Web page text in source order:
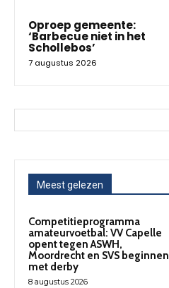
Oproep gemeente:
‘Barbecue niet in het
Schollebos’
7 augustus 2026
Meest gelezen
Competitieprogramma
amateurvoetbal: VV Capelle
opent tegen ASWH,
Moordrecht en SVS beginnen
met derby
8 augustus 2026